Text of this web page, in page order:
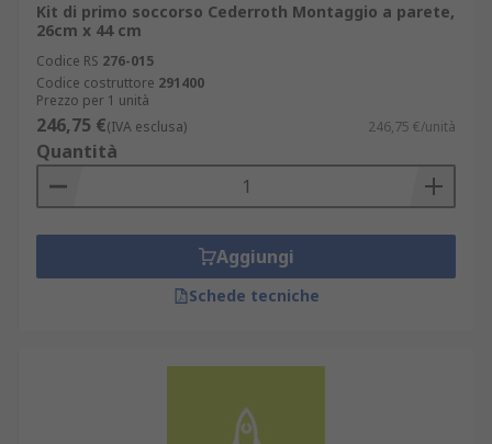
Kit di primo soccorso Cederroth Montaggio a parete,
26cm x 44 cm
Codice RS 276-015
Codice costruttore 291400
Prezzo per 1 unità
246,75 €(IVA esclusa) 246,75 €/unità
Quantità
Aggiungi
Schede tecniche